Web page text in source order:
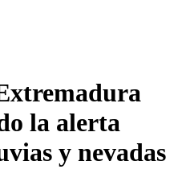
la alerta
y nevadas